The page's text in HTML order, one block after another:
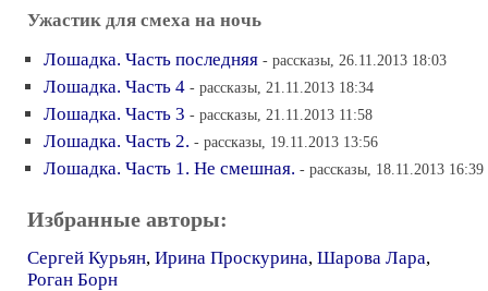
Ужастик для смеха на ночь
Лошадка. Часть последняя - рассказы, 26.11.2013 18:03
Лошадка. Часть 4 - рассказы, 21.11.2013 18:34
Лошадка. Часть 3 - рассказы, 21.11.2013 11:58
Лошадка. Часть 2. - рассказы, 19.11.2013 13:56
Лошадка. Часть 1. Не смешная. - рассказы, 18.11.2013 16:39
Избранные авторы:
Сергей Курьян, Ирина Проскурина, Шарова Лара,
Роган Борн